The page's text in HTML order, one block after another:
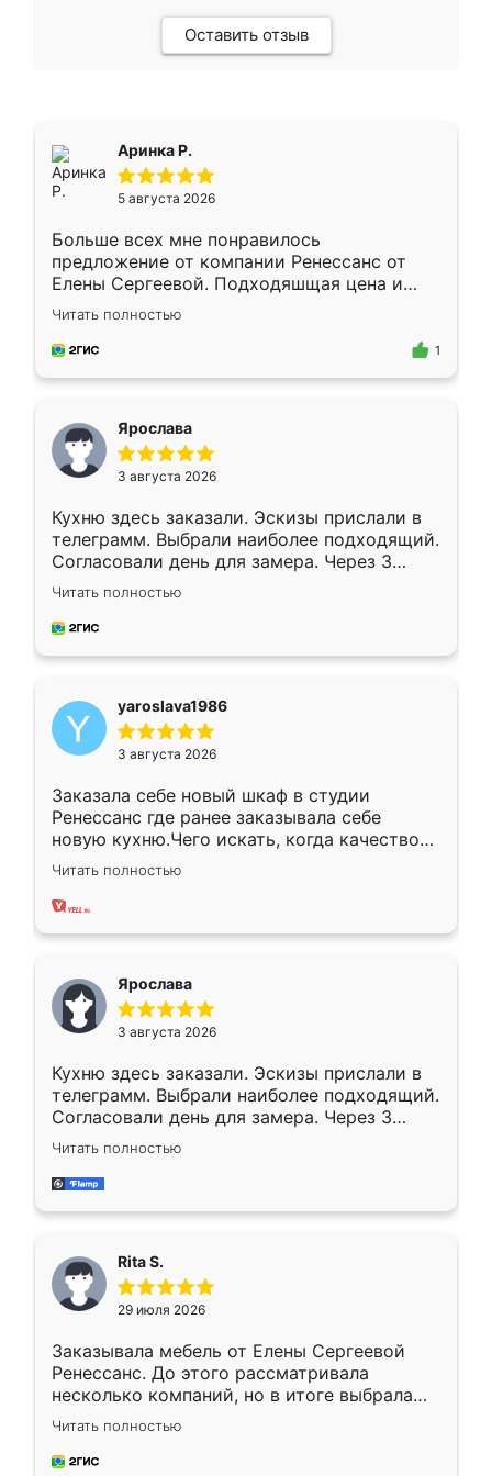
Оставить отзыв
Аринка Р.
5 августа 2026
Больше всех мне понравилось
предложение от компании Ренессанс от
Елены Сергеевой. Подходяшщая цена и
короткие сроки изготовления. Приехавший
для замера сотрудник Владислав
предложил по моему эскизу самый
Читать полностью
1
Ярослава
3 августа 2026
Кухню здесь заказали. Эскизы прислали в
телеграмм. Выбрали наиболее подходящий.
Согласовали день для замера. Через 3
недели кухня была уже готова. Остались
довольны работой. Спасибо Ренессанс
мебель за качественную работу!
Читать полностью
yaroslava1986
3 августа 2026
Заказала себе новый шкаф в студии
Ренессанс где ранее заказывала себе
новую кухню.Чего искать, когда качеством
вполне довольна. Служит кухня уже почти
два года, нареканий нет.
Читать полностью
Ярослава
3 августа 2026
Кухню здесь заказали. Эскизы прислали в
телеграмм. Выбрали наиболее подходящий.
Согласовали день для замера. Через 3
недели кухня была уже готова. Остались
довольны работой. Спасибо Ренессанс
мебель за качественную работу!
Читать полностью
Rita S.
29 июля 2026
Заказывала мебель от Елены Сергеевой
Ренессанс. До этого рассматривала
несколько компаний, но в итоге выбрала
эту. Сначала обговорили условия, потом
приехал замерщик, всё спокойно объяснил
и снял размеры. Изготовили в срок, с
Читать полностью